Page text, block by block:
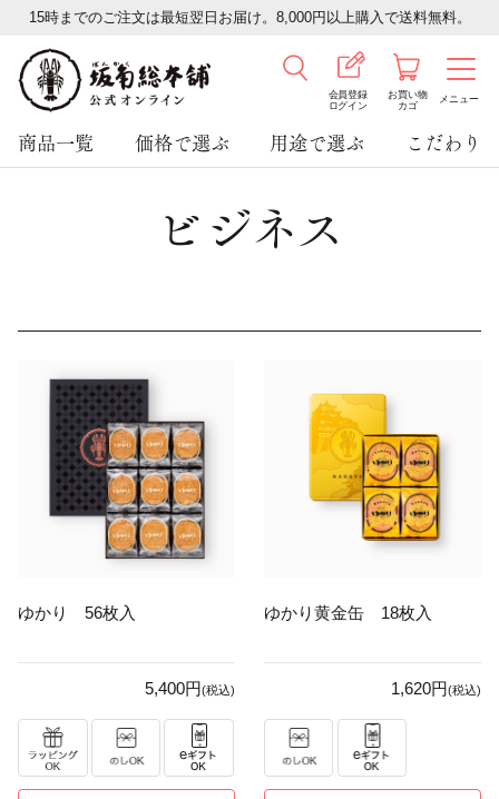
15時までのご注文は最短翌日お届け。8,000円以上購入で送料無料。
会員登録
ログイン
お買い物
カゴ
メニュー
商品一覧 価格で選ぶ 用途で選ぶ こだわり
ビジネス
ゆかり 56枚入
5,400円(税込)
ゆかり黄金缶 18枚入
1,620円(税込)